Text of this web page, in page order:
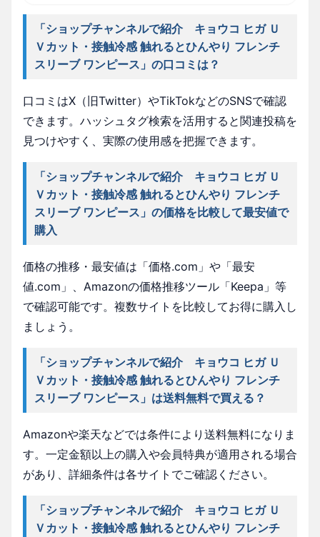
「ショップチャンネルで紹介 キョウコ ヒガ Ｕ
Ｖカット・接触冷感 触れるとひんやり フレンチ
スリーブ ワンピース」の口コミは？
口コミはX（旧Twitter）やTikTokなどのSNSで確認
できます。ハッシュタグ検索を活用すると関連投稿を
見つけやすく、実際の使用感を把握できます。
「ショップチャンネルで紹介 キョウコ ヒガ Ｕ
Ｖカット・接触冷感 触れるとひんやり フレンチ
スリーブ ワンピース」の価格を比較して最安値で
購入
価格の推移・最安値は「価格.com」や「最安
値.com」、Amazonの価格推移ツール「Keepa」等
で確認可能です。複数サイトを比較してお得に購入し
ましょう。
「ショップチャンネルで紹介 キョウコ ヒガ Ｕ
Ｖカット・接触冷感 触れるとひんやり フレンチ
スリーブ ワンピース」は送料無料で買える？
Amazonや楽天などでは条件により送料無料になりま
す。一定金額以上の購入や会員特典が適用される場合
があり、詳細条件は各サイトでご確認ください。
「ショップチャンネルで紹介 キョウコ ヒガ Ｕ
Ｖカット・接触冷感 触れるとひんやり フレンチ